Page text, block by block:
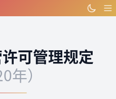
可管理规定
年）